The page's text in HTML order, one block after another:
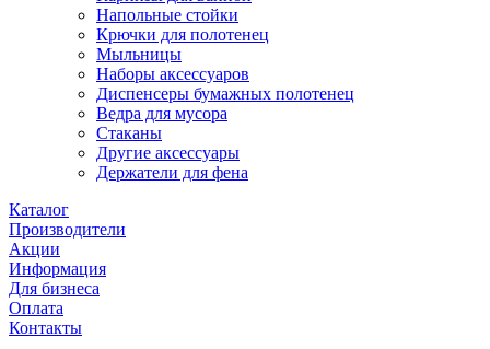
Напольные стойки
Крючки для полотенец
Мыльницы
Наборы аксессуаров
Диспенсеры бумажных полотенец
Ведра для мусора
Стаканы
Другие аксессуары
Держатели для фена
Каталог
Производители
Акции
Информация
Для бизнеса
Оплата
Контакты